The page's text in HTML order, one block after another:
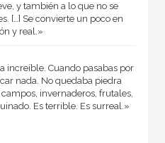
y también a lo que no se
[…] Se convierte un poco en
y real.»
increíble. Cuando pasabas por
nada. No quedaba piedra
invernaderos, frutales,
Es terrible. Es surreal.»